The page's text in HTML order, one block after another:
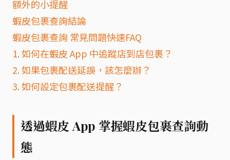
額外的小提醒
蝦皮包裹查詢結論
蝦皮包裹查詢 常見問題快速FAQ
1. 如何在蝦皮 App 中追蹤店到店包裹？
2. 如果包裹配送延誤，該怎麼辦？
3. 如何設定包裹配送提醒？
透過蝦皮 App 掌握蝦皮包裹查詢動
態